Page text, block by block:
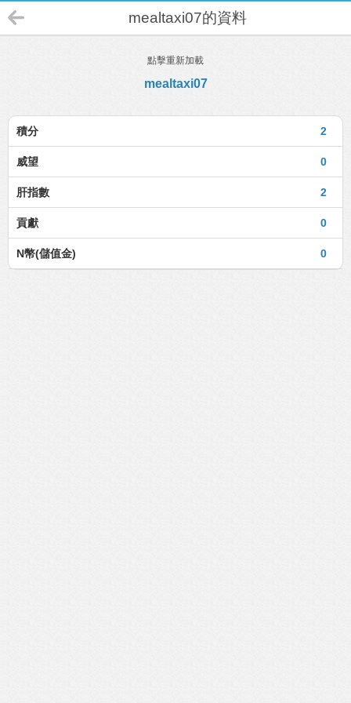
mealtaxi07的資料
點擊重新加載
mealtaxi07
2
積分
0
威望
2
肝指數
0
貢獻
0
N幣(儲值金)